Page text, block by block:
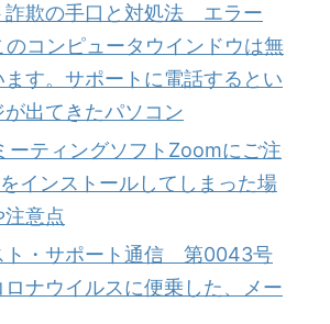
詐欺の手口と対処法 エラー
のコンピュータウインドウは無
す。サポートに電話するとい
が出てきたパソコン
ーティングソフトZoomにご注
インストールしてしまった場
意点
ト・サポート通信 第0043号
ナウイルスに便乗した、メー